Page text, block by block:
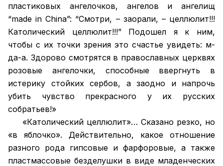
пластиковых ангелочков, ангелов и ангелищ
“made in China”: “Смотри, – заорали, – целлюлит!!!
Католический целлюлит!!!” Подошел я к ним,
чтобы с их точки зрения это счастье увидеть: м-
да-а. Здорово смотрятся в православных церквях
розовые ангелочки, способные ввергнуть в
истерику стойких сербов, а заодно и напрочь
убить чувство прекрасного у их русских
собратьев!»
«Католический целлюлит»… Сказано резко, но
«в яблочко». Действительно, какое отношение
разного рода гипсовые и фарфоровые, а также
пластмассовые безделушки в виде младенческих